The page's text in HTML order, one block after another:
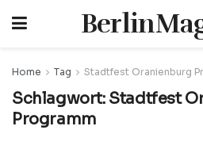
Home Tag Stadtfest Oranienburg
Schlagwort: Stadtfest
Programm